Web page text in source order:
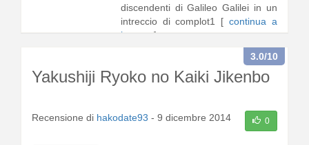
discendenti di Galileo Galilei in un
intreccio di complot1 [continua a
leggere]
Yakushiji Ryoko no Kaiki Jikenbo
3.0/10
Recensione di hakodate93 - 9 dicembre 2014 0